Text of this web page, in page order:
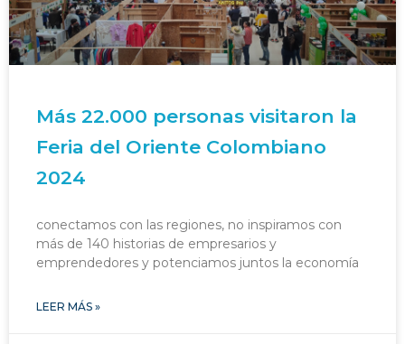
Más 22.000 personas visitaron la
Feria del Oriente Colombiano
2024
conectamos con las regiones, no inspiramos con
más de 140 historias de empresarios y
emprendedores y potenciamos juntos la economía
LEER MÁS »